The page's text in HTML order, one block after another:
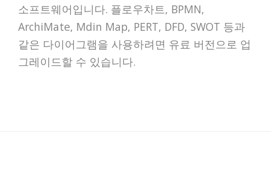
소프트웨어입니다. 플로우차트, BPMN,
ArchiMate, Mdin Map, PERT, DFD, SWOT 등과
같은 다이어그램을 사용하려면 유료 버전으로 업
그레이드할 수 있습니다.